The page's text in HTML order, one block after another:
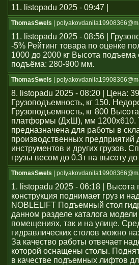
11. listopadu 2025 - 09:47 |
ThomasSwels |
11. listopadu 2025 - 08:56 |
-5% Рейтинг товара по оценке
1000 до 2000 кг Высота
подъёма: 280-900 мм.
ThomasSwels |
8. listopadu 2025 - 08:20 | Цена:
Грузоподъемность, кг 150.
Грузоподъемность, кг 800
платформы (ДхШ), мм 1200x610.
предназначена для работы в
производственных предприятий
инструментов и других грузов.
грузы весом до 0.3т на высоту
ThomasSwels |
1. listopadu 2025 - 06:18 |
конструкция поднимает груз и
NOBLELIFT Подъемный стол
данном разделе каталога
помещениях, так и на улице.
гидравлических столов можно
За качество работы отвечает
которой оснащены столы.
в качестве подъемных лифтов